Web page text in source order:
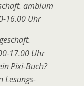
ambium
16.00 Uhr
17.00 Uhr
Pixi-Buch?
Lesungs-